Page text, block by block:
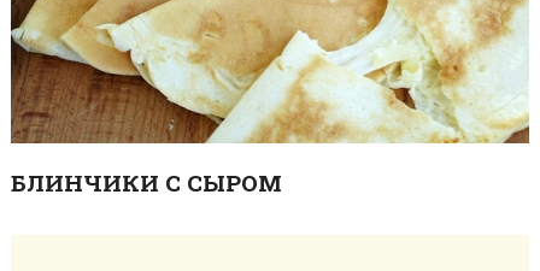
БЛИНЧИКИ С СЫРОМ